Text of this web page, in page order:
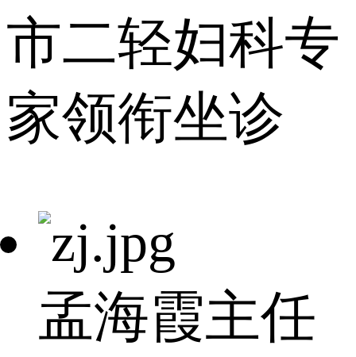
市二轻妇科专
家领衔坐诊
孟海霞主任